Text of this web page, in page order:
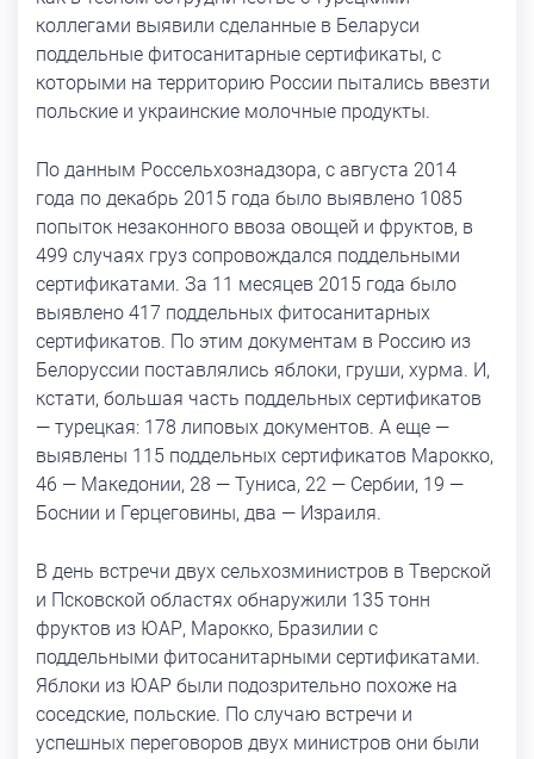
коллегами выявили сделанные в Беларуси
поддельные фитосанитарные сертификаты, с
которыми на территорию России пытались ввезти
польские и украинские молочные продукты.
По данным Россельхознадзора, с августа 2014
года по декабрь 2015 года было выявлено 1085
попыток незаконного ввоза овощей и фруктов, в
499 случаях груз сопровождался поддельными
сертификатами. За 11 месяцев 2015 года было
выявлено 417 поддельных фитосанитарных
сертификатов. По этим документам в Россию из
Белоруссии поставлялись яблоки, груши, хурма. И,
кстати, большая часть поддельных сертификатов
— турецкая: 178 липовых документов. А еще —
выявлены 115 поддельных сертификатов Марокко,
46 — Македонии, 28 — Туниса, 22 — Сербии, 19 —
Боснии и Герцеговины, два — Израиля.
В день встречи двух сельхозминистров в Тверской
и Псковской областях обнаружили 135 тонн
фруктов из ЮАР, Марокко, Бразилии с
поддельными фитосанитарными сертификатами.
Яблоки из ЮАР были подозрительно похоже на
соседские, польские. По случаю встречи и
успешных переговоров двух министров они были